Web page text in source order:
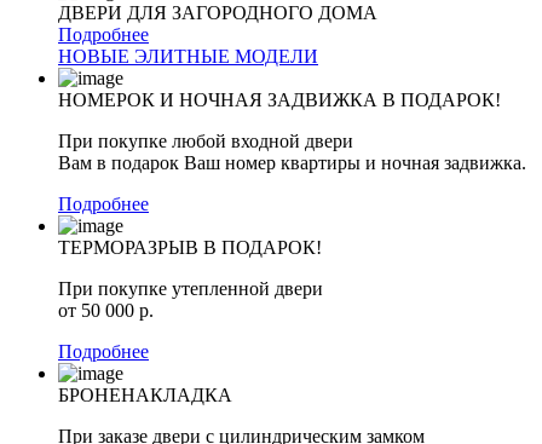
ДВЕРИ ДЛЯ ЗАГОРОДНОГО ДОМА
Подробнее
НОВЫЕ ЭЛИТНЫЕ МОДЕЛИ
НОМЕРОК И НОЧНАЯ ЗАДВИЖКА В ПОДАРОК!
При покупке любой входной двери
Вам в подарок Ваш номер квартиры и ночная задвижка.
Подробнее
ТЕРМОРАЗРЫВ В ПОДАРОК!
При покупке утепленной двери
от 50 000 р.
Подробнее
БРОНЕНАКЛАДКА
При заказе двери с цилиндрическим замком